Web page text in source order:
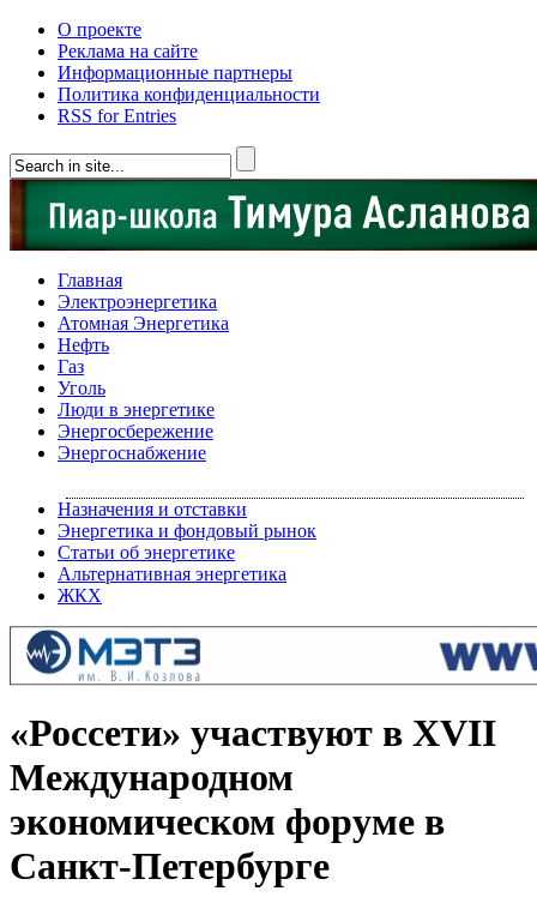
О проекте
Реклама на сайте
Информационные партнеры
Политика конфиденциальности
RSS for Entries
Главная
Электроэнергетика
Атомная Энергетика
Нефть
Газ
Уголь
Люди в энергетике
Энергосбережение
Энергоснабжение
Назначения и отставки
Энергетика и фондовый рынок
Статьи об энергетике
Альтернативная энергетика
ЖКХ
«Россети» участвуют в XVII
Международном
экономическом форуме в
Санкт-Петербурге